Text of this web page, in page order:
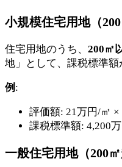
小規模住宅用地（
住宅用地のうち、 200㎡
地」として、課税標準額
例 :
評価額: 21万円/㎡ ×
課税標準額: 4,200
一般住宅用地（200